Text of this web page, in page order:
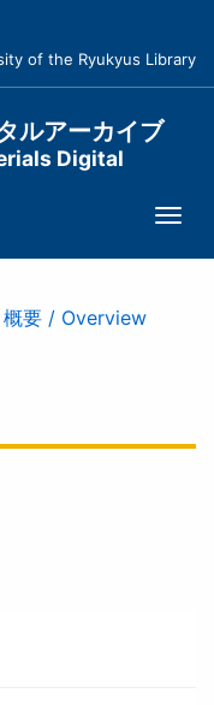
of the Ryukyus Library
ルアーカイブ
Digital
概要 / Overview